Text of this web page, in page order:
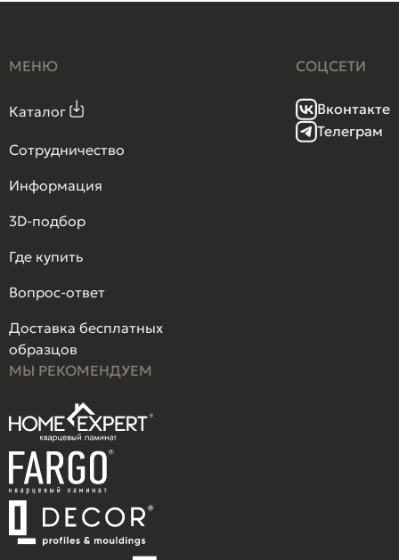
МЕНЮ
Каталог
Сотрудничество
Информация
3D-подбор
Где купить
Вопрос-ответ
Доставка бесплатных
образцов
СОЦСЕТИ
Вконтакте
Телеграм
МЫ РЕКОМЕНДУЕМ